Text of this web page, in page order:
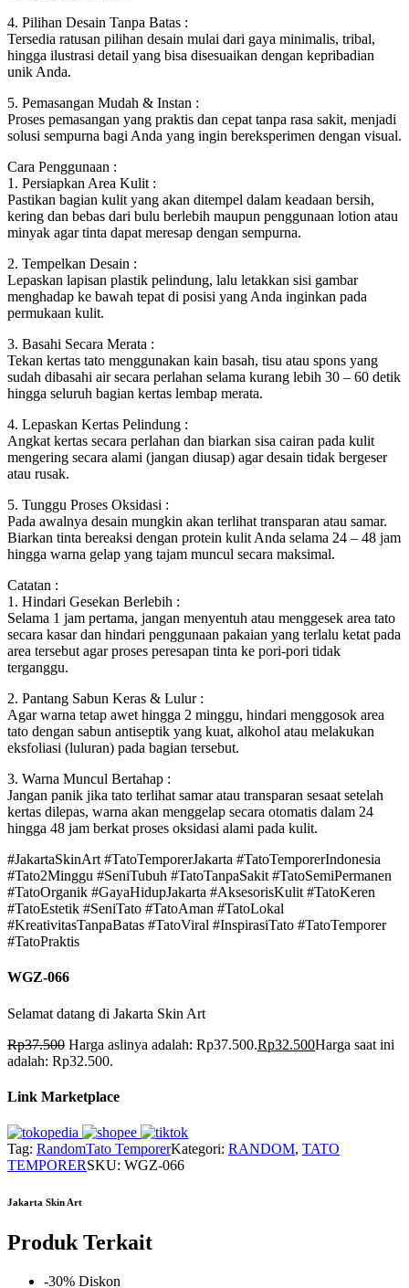
4. Pilihan Desain Tanpa Batas :
Tersedia ratusan pilihan desain mulai dari gaya minimalis, tribal,
hingga ilustrasi detail yang bisa disesuaikan dengan kepribadian
unik Anda.
5. Pemasangan Mudah & Instan :
Proses pemasangan yang praktis dan cepat tanpa rasa sakit, menjadi
solusi sempurna bagi Anda yang ingin bereksperimen dengan visual.
Cara Penggunaan :
1. Persiapkan Area Kulit :
Pastikan bagian kulit yang akan ditempel dalam keadaan bersih,
kering dan bebas dari bulu berlebih maupun penggunaan lotion atau
minyak agar tinta dapat meresap dengan sempurna.
2. Tempelkan Desain :
Lepaskan lapisan plastik pelindung, lalu letakkan sisi gambar
menghadap ke bawah tepat di posisi yang Anda inginkan pada
permukaan kulit.
3. Basahi Secara Merata :
Tekan kertas tato menggunakan kain basah, tisu atau spons yang
sudah dibasahi air secara perlahan selama kurang lebih 30 – 60 detik
hingga seluruh bagian kertas lembap merata.
4. Lepaskan Kertas Pelindung :
Angkat kertas secara perlahan dan biarkan sisa cairan pada kulit
mengering secara alami (jangan diusap) agar desain tidak bergeser
atau rusak.
5. Tunggu Proses Oksidasi :
Pada awalnya desain mungkin akan terlihat transparan atau samar.
Biarkan tinta bereaksi dengan protein kulit Anda selama 24 – 48 jam
hingga warna gelap yang tajam muncul secara maksimal.
Catatan :
1. Hindari Gesekan Berlebih :
Selama 1 jam pertama, jangan menyentuh atau menggesek area tato
secara kasar dan hindari penggunaan pakaian yang terlalu ketat pada
area tersebut agar proses peresapan tinta ke pori-pori tidak
terganggu.
2. Pantang Sabun Keras & Lulur :
Agar warna tetap awet hingga 2 minggu, hindari menggosok area
tato dengan sabun antiseptik yang kuat, alkohol atau melakukan
eksfoliasi (luluran) pada bagian tersebut.
3. Warna Muncul Bertahap :
Jangan panik jika tato terlihat samar atau transparan sesaat setelah
kertas dilepas, warna akan menggelap secara otomatis dalam 24
hingga 48 jam berkat proses oksidasi alami pada kulit.
#JakartaSkinArt #TatoTemporerJakarta #TatoTemporerIndonesia
#Tato2Minggu #SeniTubuh #TatoTanpaSakit #TatoSemiPermanen
#TatoOrganik #GayaHidupJakarta #AksesorisKulit #TatoKeren
#TatoEstetik #SeniTato #TatoAman #TatoLokal
#KreativitasTanpaBatas #TatoViral #InspirasiTato #TatoTemporer
#TatoPraktis
WGZ-066
Selamat datang di Jakarta Skin Art
Rp37.500 Harga aslinya adalah: Rp37.500.Rp32.500Harga saat ini
adalah: Rp32.500.
Link Marketplace
Tag: RandomTato TemporerKategori: RANDOM, TATO
TEMPORERSKU: WGZ-066
Jakarta Skin Art
Produk Terkait
-30% Diskon